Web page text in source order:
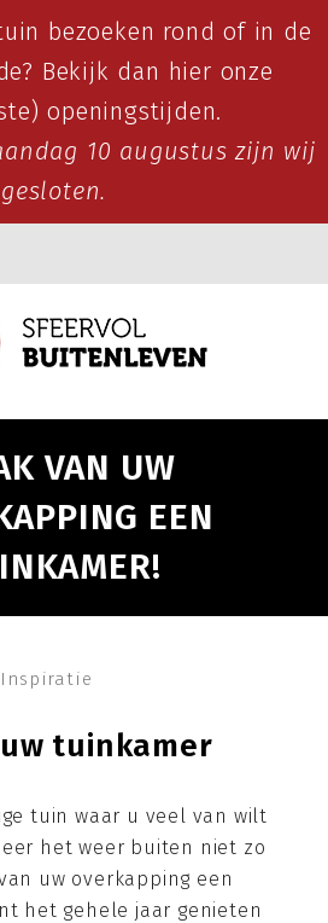
bezoeken rond of in de
Bekijk dan hier onze
openingstijden.
10 augustus zijn wij
gesloten.
VAN UW
EEN
Inspiratie
tuinkamer
tuin waar u veel van wilt
het weer buiten niet zo
uw overkapping een
het gehele jaar genieten